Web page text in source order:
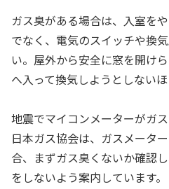
ガス臭がある場合は、入室を
でなく、電気のスイッチや換
い。屋外から安全に窓を開け
へ入って換気しようとしないほ
地震でマイコンメーターがガ
日本ガス協会は、ガスメータ
合、まずガス臭くないか確認
をしないよう案内しています。